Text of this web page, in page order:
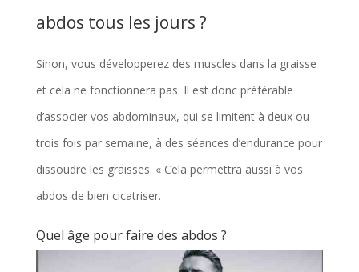
abdos tous les jours ?
Sinon, vous développerez des muscles dans la graisse
et cela ne fonctionnera pas. Il est donc préférable
d’associer vos abdominaux, qui se limitent à deux ou
trois fois par semaine, à des séances d’endurance pour
dissoudre les graisses. « Cela permettra aussi à vos
abdos de bien cicatriser.
Quel âge pour faire des abdos ?